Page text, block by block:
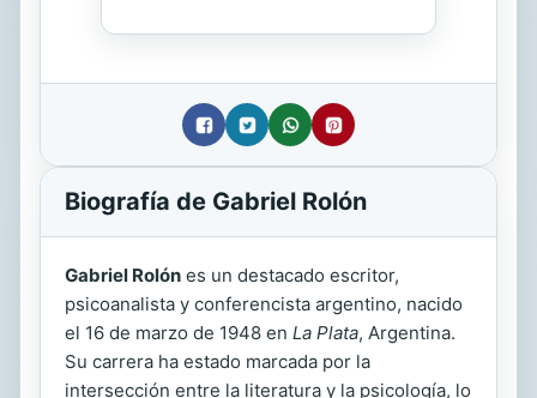
Biografía de Gabriel Rolón
Gabriel Rolón es un destacado escritor,
psicoanalista y conferencista argentino, nacido
el 16 de marzo de 1948 en La Plata, Argentina.
Su carrera ha estado marcada por la
intersección entre la literatura y la psicología, lo